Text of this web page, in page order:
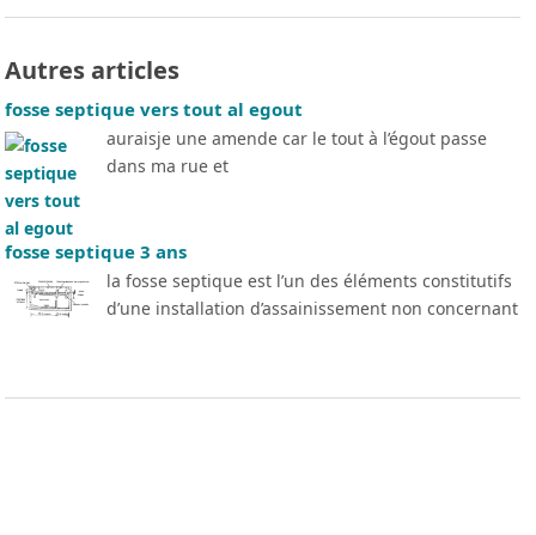
Autres articles
fosse septique vers tout al egout
auraisje une amende car le tout à l’égout passe
dans ma rue et
fosse septique 3 ans
la fosse septique est l’un des éléments constitutifs
d’une installation d’assainissement non concernant